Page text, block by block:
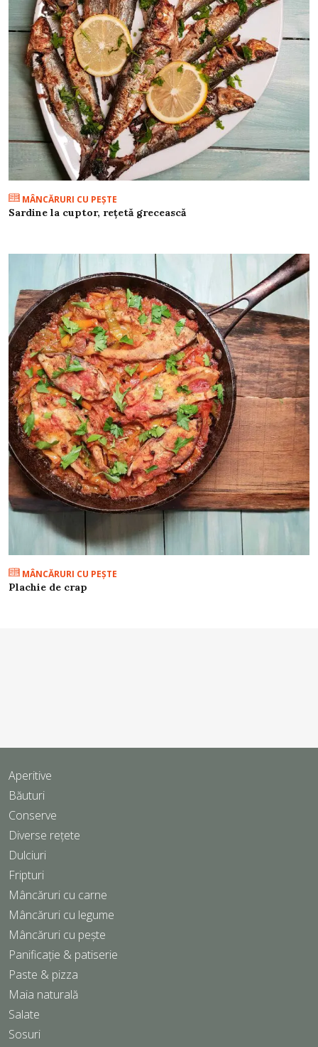
MÂNCĂRURI CU PEŞTE
Sardine la cuptor, rețetă grecească
MÂNCĂRURI CU PEŞTE
Plachie de crap
Aperitive
Băuturi
Conserve
Diverse rețete
Dulciuri
Fripturi
Mâncăruri cu carne
Mâncăruri cu legume
Mâncăruri cu pește
Panificație & patiserie
Paste & pizza
Maia naturală
Salate
Sosuri